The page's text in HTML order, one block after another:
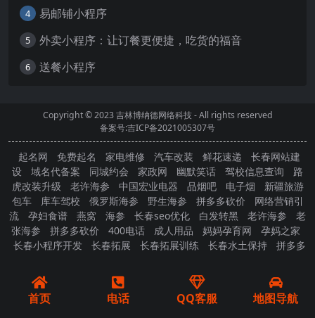
4 易邮铺小程序
5 外卖小程序：让订餐更便捷，吃货的福音
6 送餐小程序
Copyright © 2023吉林博纳德网络科技- All rights reserved
备案号:吉ICP备2021005307号
起名网 免费起名 家电维修 汽车改装 鲜花速递
长春网站建
设
域名代备案 同城约会 家政网 幽默笑话 驾校信息查询
路
虎改装升级
老许海参 中国宏业电器 品烟吧 电子烟
新疆旅游
包车
库车驾校 俄罗斯海参 野生海参 拼多多砍价
网络营销引
流
孕妇食谱 燕窝 海参 长春seo优化 白发转黑 老许海参
老
张海参
拼多多砍价 400电话 成人用品 妈妈孕育网
孕妈之家
长春小程序开发
长春拓展 长春拓展训练 长春水土保持
拼多多
首页 电话 QQ客服 地图导航